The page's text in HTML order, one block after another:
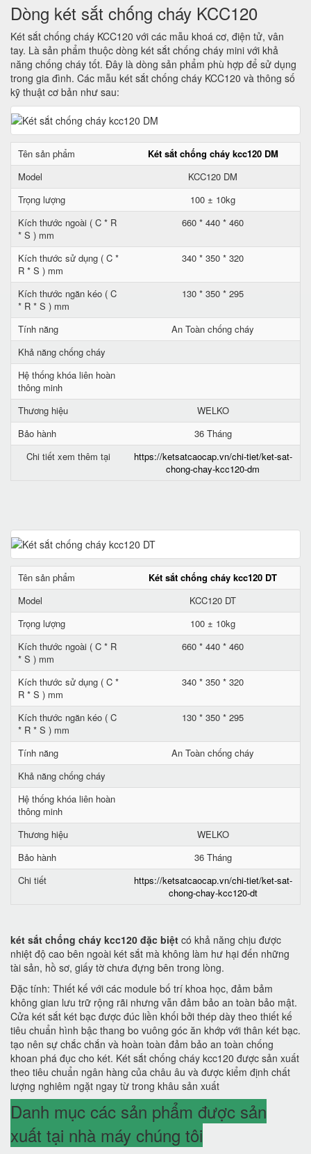
Dòng két sắt chống cháy KCC120
Két sắt chống cháy KCC120 với các mẫu khoá cơ, điện tử, vân
tay. Là sản phẩm thuộc dòng két sắt chống cháy mini với khả
năng chống cháy tốt. Đây là dòng sản phẩm phù hợp để sử dụng
trong gia đình. Các mẫu két sắt chống cháy KCC120 và thông số
kỹ thuật cơ bản như sau:
Tên sản phẩm
Két sắt chống cháy kcc120 DM
Model
KCC120 DM
Trọng lượng
100 ± 10kg
Kích thước ngoài ( C * R
* S ) mm
660 * 440 * 460
Kích thước sử dụng ( C *
R * S ) mm
340 * 350 * 320
Kích thước ngăn kéo ( C
* R * S ) mm
130 * 350 * 295
Tính năng
An Toàn chống cháy
Khả năng chống cháy
Hệ thống khóa liên hoàn
thông minh
Thương hiệu
WELKO
Bảo hành
36 Tháng
Chi tiết xem thêm tại
https://ketsatcaocap.vn/chi-tiet/ket-sat-
chong-chay-kcc120-dm
Tên sản phẩm
Két sắt chống cháy kcc120 DT
Model
KCC120 DT
Trọng lượng
100 ± 10kg
Kích thước ngoài ( C * R
* S ) mm
660 * 440 * 460
Kích thước sử dụng ( C *
R * S ) mm
340 * 350 * 320
Kích thước ngăn kéo ( C
* R * S ) mm
130 * 350 * 295
Tính năng
An Toàn chống cháy
Khả năng chống cháy
Hệ thống khóa liên hoàn
thông minh
Thương hiệu
WELKO
Bảo hành
36 Tháng
Chi tiết
https://ketsatcaocap.vn/chi-tiet/ket-sat-
chong-chay-kcc120-dt
két sắt chống cháy kcc120 đặc biệt có khả năng chịu được
nhiệt độ cao bên ngoài két sắt mà không làm hư hại đến những
tài sản, hồ sơ, giấy tờ chưa đựng bên trong lòng.
Đặc tính: Thiết kế với các module bố trí khoa học, đảm bảm
không gian lưu trữ rộng rãi nhưng vẫn đảm bảo an toàn bảo mật.
Cửa két sắt két bạc được đúc liền khối bởi thép dày theo thiết kế
tiêu chuẩn hình bậc thang bo vuông góc ăn khớp với thân két bạc.
tạo nên sự chắc chắn và hoàn toàn đảm bảo an toàn chống
khoan phá đục cho két. Két sắt chống cháy kcc120 được sản xuất
theo tiêu chuẩn ngân hàng của châu âu và được kiểm định chất
lượng nghiêm ngặt ngay từ trong khâu sản xuất
Danh mục các sản phẩm được sản
xuất tại nhà máy chúng tôi